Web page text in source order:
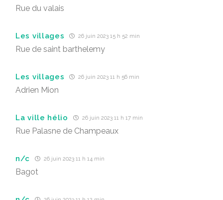
Rue du valais
Les villages 26 juin 2023 15 h 52 min
Rue de saint barthelemy
Les villages 26 juin 2023 11 h 56 min
Adrien Mion
La ville hélio 26 juin 2023 11 h 17 min
Rue Palasne de Champeaux
n/c 26 juin 2023 11 h 14 min
Bagot